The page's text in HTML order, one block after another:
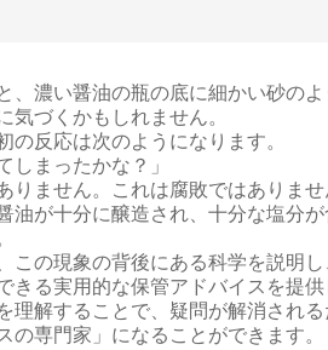
、濃い醤油の瓶の底に細かい砂の
気づくかもしれません。
の反応は次のようになります。
しまったかな？」
りません。これは腐敗ではありませ
油が十分に醸造され、十分な塩分
この現象の背後にある科学を説明
きる実用的な保管アドバイスを提供
理解することで、疑問が解消され
の専門家」になることができます。